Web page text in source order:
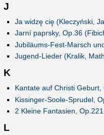
J
Ja widzę cię (Kleczyński,
Jarní paprsky, Op.36
Jubiläums-Fest-Marsch
Jugend-Lieder (Kralik,
K
Kantate auf Christi
Kissinger-Soole-Sprudel,
2 Kleine Fantasien,
L